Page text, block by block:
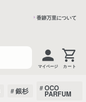
香跡万里について
マイページ
銀杉 OCO
PARFUM